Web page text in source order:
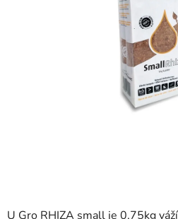
U Gro RHIZA small je 0,75kg